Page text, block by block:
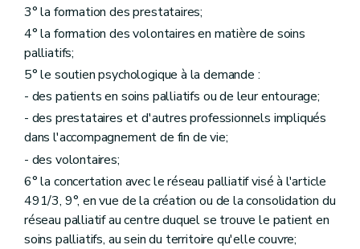
3° la formation des prestataires;
4° la formation des volontaires en matière de soins
palliatifs;
5° le soutien psychologique à la demande :
- des patients en soins palliatifs ou de leur entourage;
- des prestataires et d'autres professionnels impliqués
dans l'accompagnement de fin de vie;
- des volontaires;
6° la concertation avec le réseau palliatif visé à l'article
491/3, 9°, en vue de la création ou de la consolidation du
réseau palliatif au centre duquel se trouve le patient en
soins palliatifs, au sein du territoire qu'elle couvre;